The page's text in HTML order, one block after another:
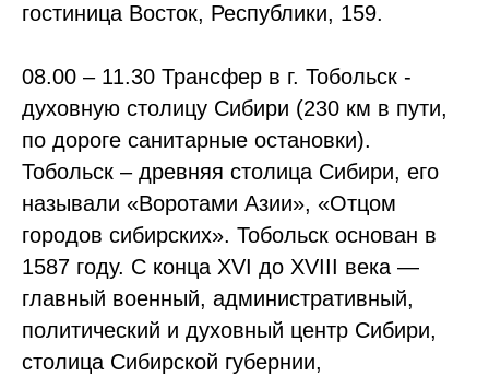
гостиница Восток, Республики, 159.
08.00 – 11.30 Трансфер в г. Тобольск -
духовную столицу Сибири (230 км в пути,
по дороге санитарные остановки).
Тобольск – древняя столица Сибири, его
называли «Воротами Азии», «Отцом
городов сибирских». Тобольск основан в
1587 году. С конца XVI до XVIII века —
главный военный, административный,
политический и духовный центр Сибири,
столица Сибирской губернии,